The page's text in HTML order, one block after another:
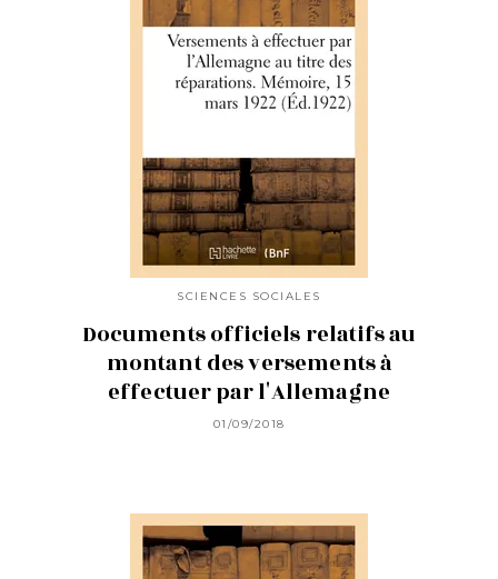
SCIENCES SOCIALES
Documents officiels relatifs au
montant des versements à
effectuer par l'Allemagne
01/09/2018